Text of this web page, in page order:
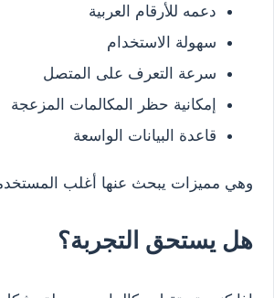
دعمه للأرقام العربية
سهولة الاستخدام
سرعة التعرف على المتصل
إمكانية حظر المكالمات المزعجة
قاعدة البيانات الواسعة
وهي مميزات يبحث عنها أغلب
هل يستحق التجربة؟